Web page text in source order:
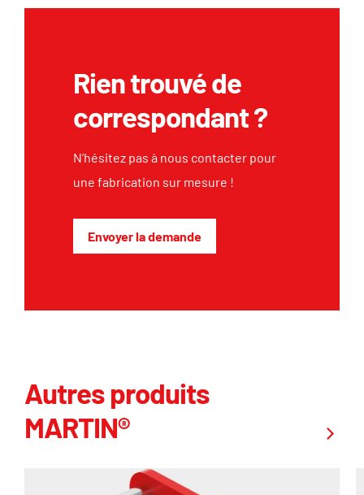
Rien trouvé de
correspondant ?
N’hésitez pas à nous contacter pour
une fabrication sur mesure !
Envoyer la demande
Autres produits
MARTIN®